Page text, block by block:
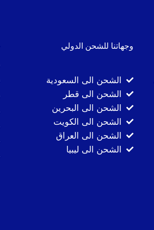
وجهاتنا للشحن الدولي
الشحن الى السعودية
الشحن الى قطر
الشحن الى البحرين
الشحن الى الكويت
الشحن الى العراق
الشحن الى ليبيا